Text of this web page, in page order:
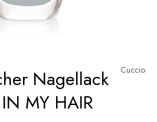
Cuccio
Nagellack
MY HAIR